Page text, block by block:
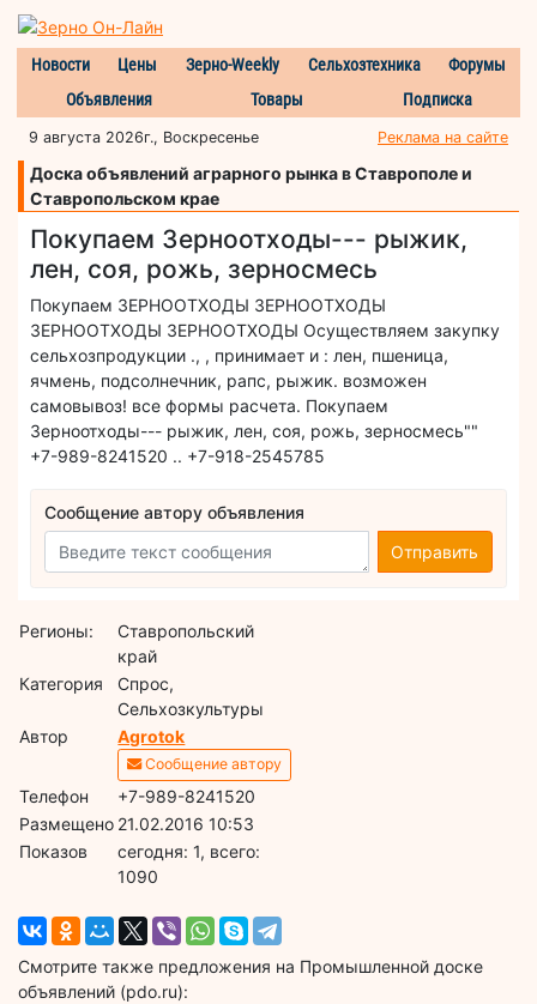
Новости Цены Зерно-Weekly Сельхозтехника
Форумы
Объявления
Товары Подписка
9 августа 2026г., Воскресенье Реклама на сайте
Доска объявлений аграрного рынка в Ставрополе и
Ставропольском крае
Покупаем Зерноотходы--- рыжик,
лен, соя, рожь, зерносмесь
Покупаем ЗЕРНООТХОДЫ ЗЕРНООТХОДЫ
ЗЕРНООТХОДЫ ЗЕРНООТХОДЫ Осуществляем закупку
сельхозпродукции ., , принимает и : лен, пшеница,
ячмень, подсолнечник, рапс, рыжик. возможен
самовывоз! все формы расчета. Покупаем
Зерноотходы--- рыжик, лен, соя, рожь, зерносмесь""
+7-989-8241520 .. +7-918-2545785
Сообщение автору объявления
Отправить
Регионы:
Ставропольский
край
Категория
Спрос,
Сельхозкультуры
Автор
Agrotok
Сообщение автору
Телефон
+7-989-8241520
Размещено 21.02.2016 10:53
Показов
cегодня: 1, всего:
1090
Смотрите также предложения на Промышленной доске
объявлений (pdo.ru):